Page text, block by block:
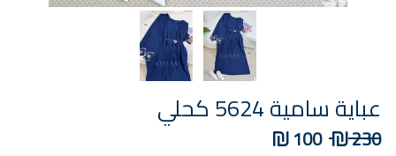
عباية سامية 5624 كحلي
230
100